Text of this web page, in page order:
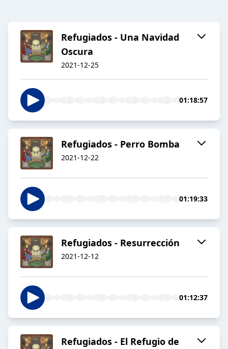
Refugiados - Una Navidad
Oscura
2021-12-25
01:18:57
Refugiados - Perro Bomba
2021-12-22
01:19:33
Refugiados - Resurrección
2021-12-12
01:12:37
Refugiados - El Refugio de